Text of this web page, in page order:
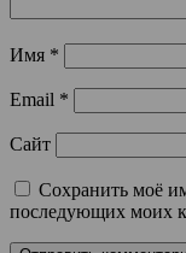
Имя *
Email *
Сайт
Сохранить моё
последующих моих